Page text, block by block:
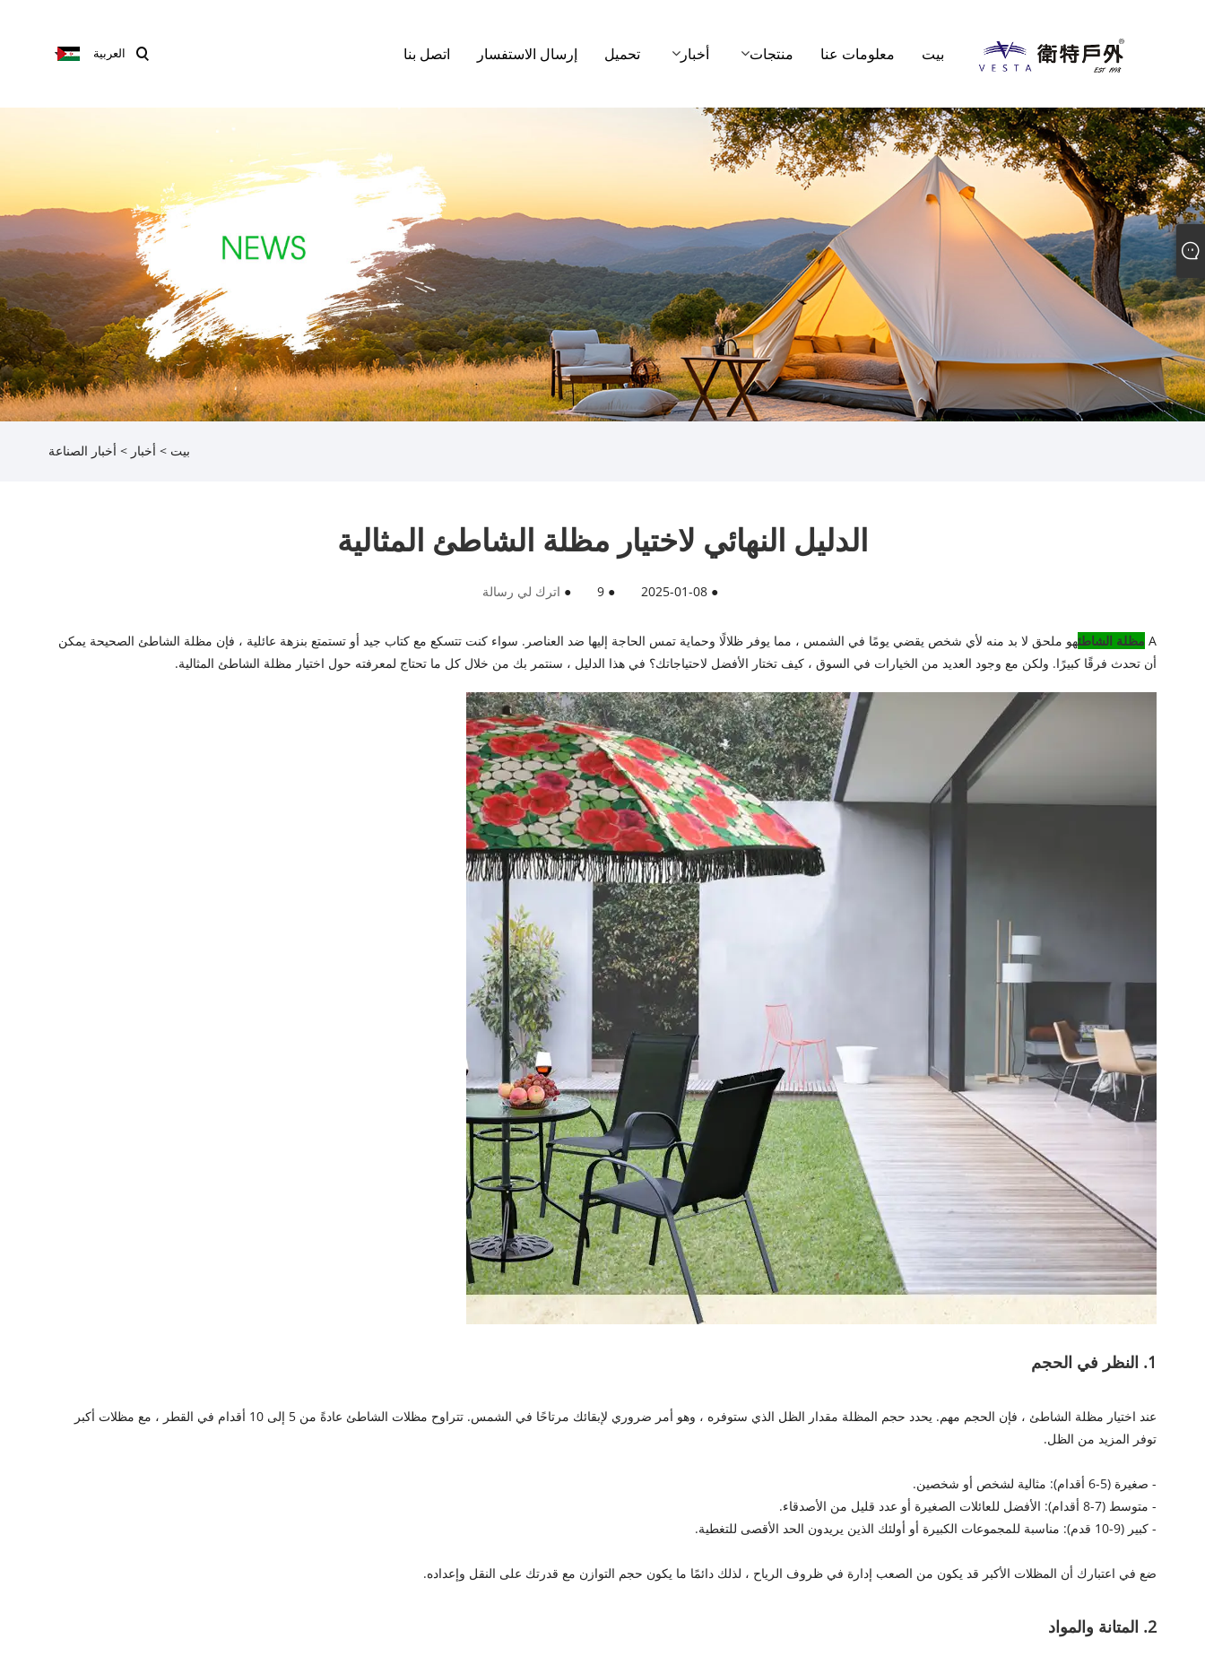
بيت معلومات عنا منتجات أخبار تحميل إرسال الاستفسار اتصل بنا العربية
بيت > أخبار > أخبار الصناعة
الدليل النهائي لاختيار مظلة الشاطئ المثالية
●
2025-01-08
●
9
● اترك لي رسالة
A مظلة الشاطئهو ملحق لا بد منه لأي شخص يقضي يومًا في الشمس ، مما يوفر ظلالًا وحماية تمس الحاجة إليها ضد العناصر. سواء كنت تتسكع مع كتاب جيد أو تستمتع بنزهة عائلية ، فإن مظلة الشاطئ الصحيحة يمكن
أن تحدث فرقًا كبيرًا. ولكن مع وجود العديد من الخيارات في السوق ، كيف تختار الأفضل لاحتياجاتك؟ في هذا الدليل ، سنتمر بك من خلال كل ما تحتاج لمعرفته حول اختيار مظلة الشاطئ المثالية.
1. النظر في الحجم
عند اختيار مظلة الشاطئ ، فإن الحجم مهم. يحدد حجم المظلة مقدار الظل الذي ستوفره ، وهو أمر ضروري لإبقائك مرتاحًا في الشمس. تتراوح مظلات الشاطئ عادةً من 5 إلى 10 أقدام في القطر ، مع مظلات أكبر
توفر المزيد من الظل.
- صغيرة (5-6 أقدام): مثالية لشخص أو شخصين.
- متوسط ​​(7-8 أقدام): الأفضل للعائلات الصغيرة أو عدد قليل من الأصدقاء.
- كبير (9-10 قدم): مناسبة للمجموعات الكبيرة أو أولئك الذين يريدون الحد الأقصى للتغطية.
ضع في اعتبارك أن المظلات الأكبر قد يكون من الصعب إدارة في ظروف الرياح ، لذلك دائمًا ما يكون حجم التوازن مع قدرتك على النقل وإعداده.
2. المتانة والمواد